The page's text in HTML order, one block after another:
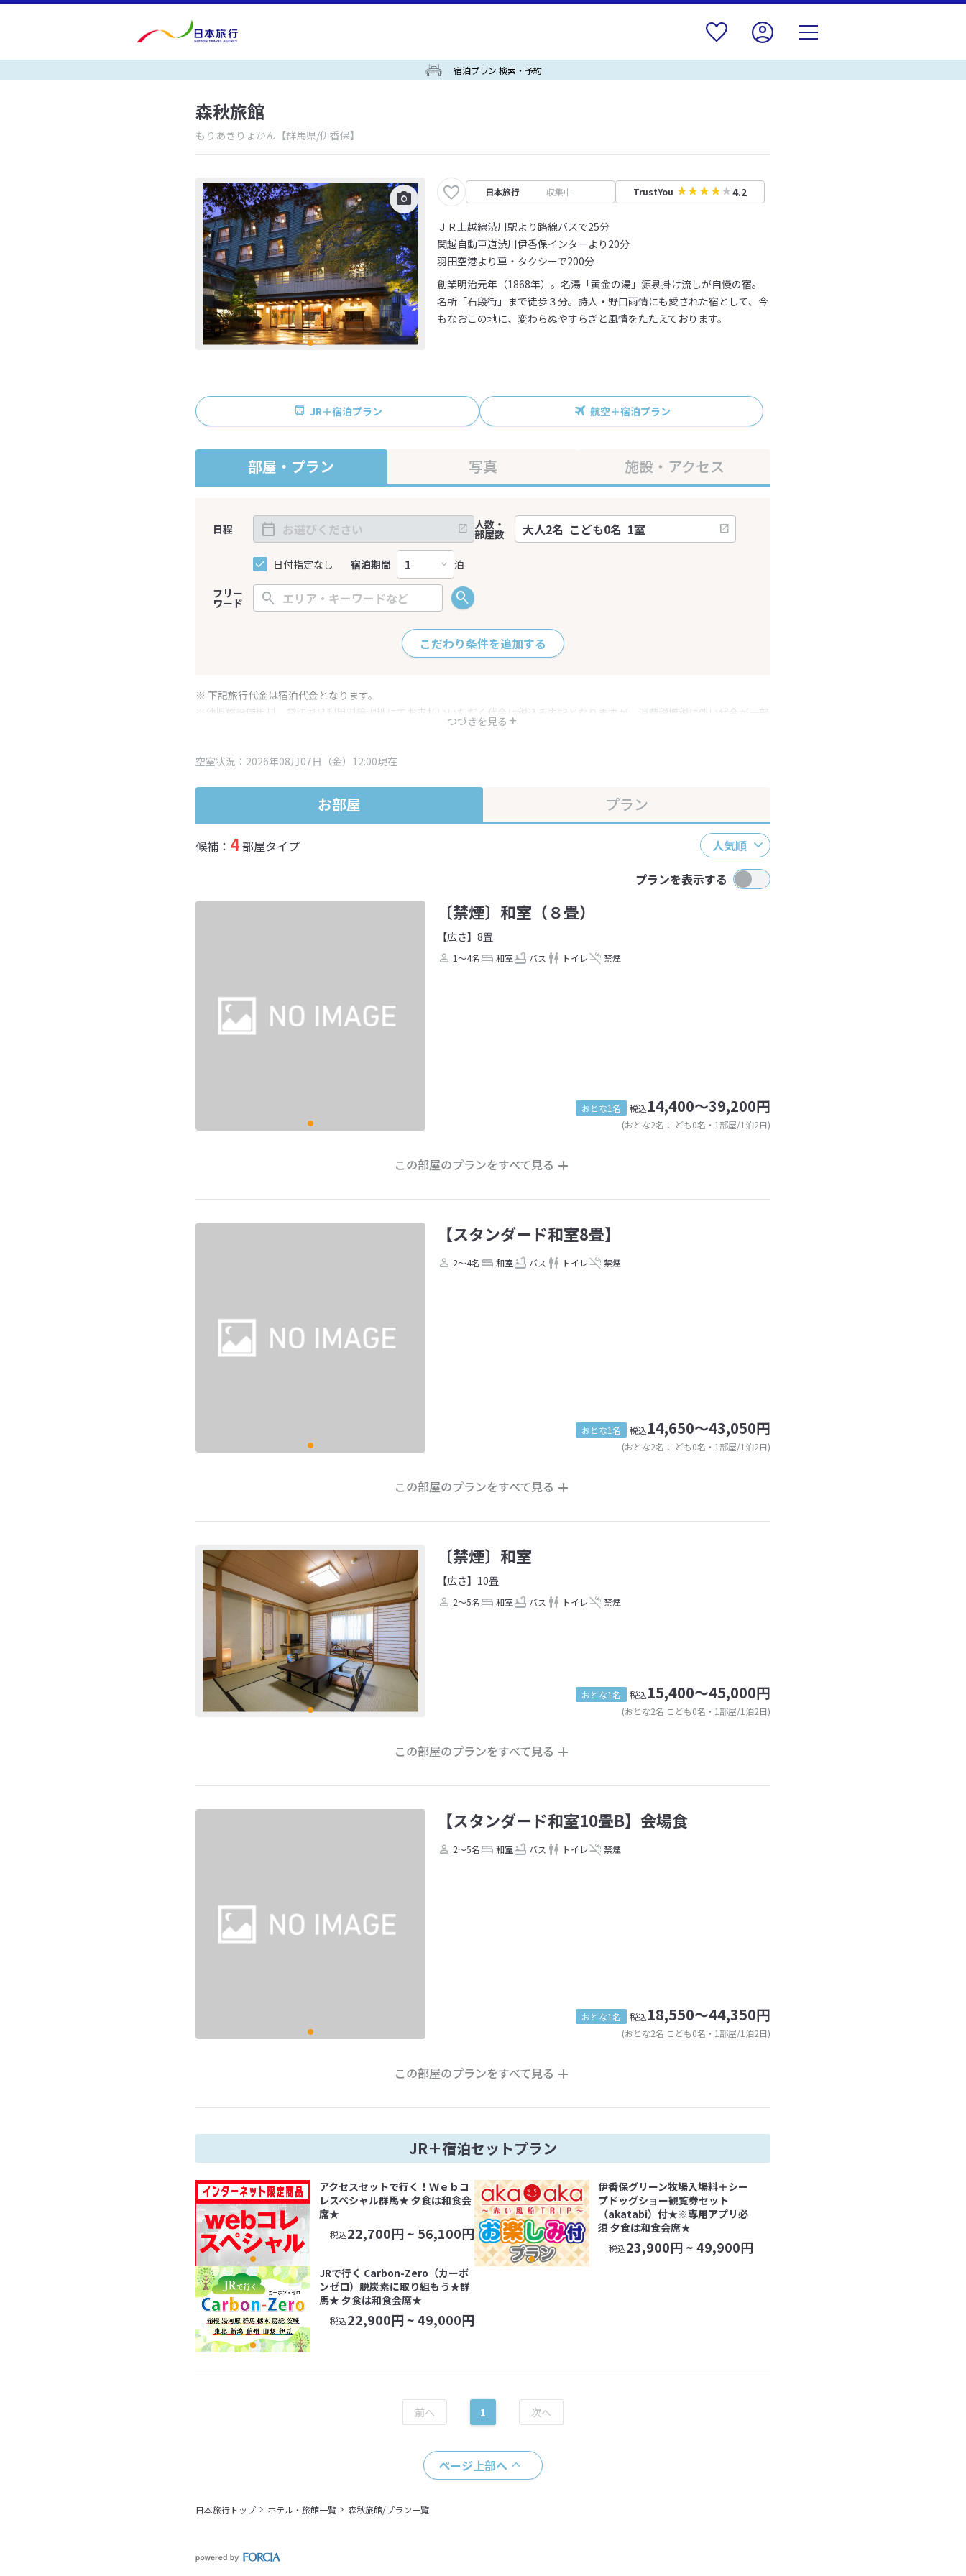
宿泊プラン 検索・予約
森秋旅館
もりあきりょかん 【群馬県/伊香保】
日本旅行 収集中 TrustYou 4.2
ＪＲ上越線渋川駅より路線バスで25分
関越自動車道渋川伊香保インターより20分
羽田空港より車・タクシーで200分
創業明治元年（1868年）。名湯「黄金の湯」源泉掛け流しが自慢の宿。
名所「石段街」まで徒歩３分。詩人・野口雨情にも愛された宿として、今
もなおこの地に、変わらぬやすらぎと風情をたたえております。
JR＋宿泊プラン 航空＋宿泊プラン
部屋・プラン 写真 施設・アクセス
日程
日付指定なし 宿泊期間 泊
人数・
部屋数
フリー
ワード
こだわり条件を追加する
つづきを見る
※ 下記旅行代金は宿泊代金となります。
※幼児施設使用料、貸切風呂利用料等現地にてお支払いいただく代金は税込み表記となりますが、消費税増税に伴い代金が一部
空室状況：2026年08月07日（金）12:00現在
お部屋 プラン
候補： 4部屋タイプ
人気順
プランを表示する
〔禁煙〕和室（８畳）
【広さ】8畳
1～4名 和室 バス トイレ 禁煙
おとな1名 税込14,400～39,200円
(おとな2名 こども0名・1部屋/1泊2日)
この部屋のプランをすべて見る
【スタンダード和室8畳】
2～4名 和室 バス トイレ 禁煙
おとな1名 税込14,650～43,050円
(おとな2名 こども0名・1部屋/1泊2日)
この部屋のプランをすべて見る
〔禁煙〕和室
【広さ】10畳
2～5名 和室 バス トイレ 禁煙
おとな1名 税込15,400～45,000円
(おとな2名 こども0名・1部屋/1泊2日)
この部屋のプランをすべて見る
【スタンダード和室10畳B】会場食
2～5名 和室 バス トイレ 禁煙
おとな1名 税込18,550～44,350円
(おとな2名 こども0名・1部屋/1泊2日)
この部屋のプランをすべて見る
JR＋宿泊セットプラン
アクセスセットで行く！Ｗｅｂコ
レスペシャル群馬★ 夕食は和食会
席★
税込22,700円 ~ 56,100円
伊香保グリーン牧場入場料＋シー
プドッグショー観覧券セット
（akatabi）付★※専用アプリ必
須 夕食は和食会席★
税込23,900円 ~49,900円
JRで行く Carbon-Zero（カーボ
ンゼロ）脱炭素に取り組もう★群
馬★ 夕食は和食会席★
税込22,900円 ~49,000円
1
ページ上部へ
日本旅行トップ ホテル・旅館一覧 森秋旅館/プラン一覧